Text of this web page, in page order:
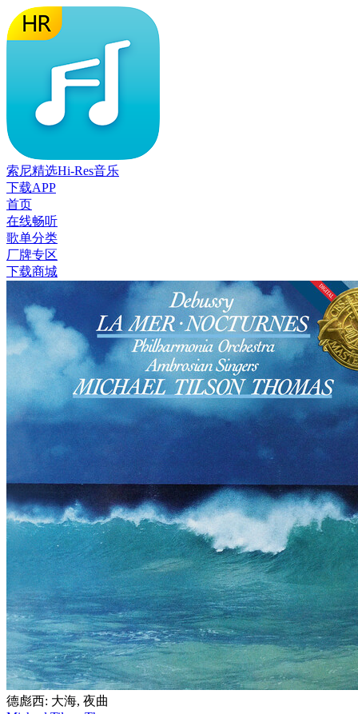
索尼精选Hi-Res音乐
下载APP
首页
在线畅听
歌单分类
厂牌专区
下载商城
德彪西: 大海, 夜曲